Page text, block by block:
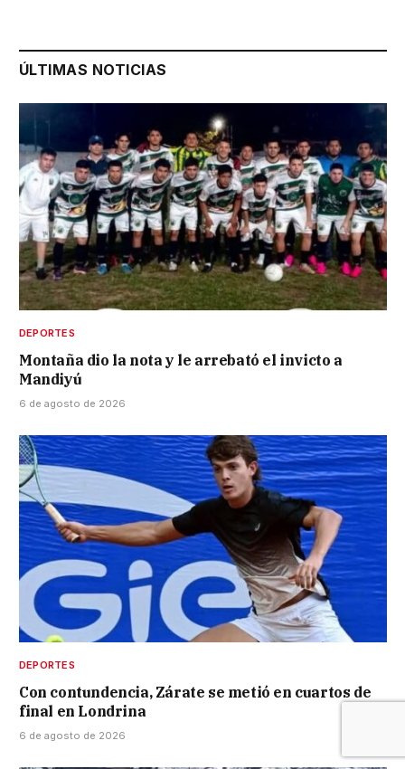
ÚLTIMAS NOTICIAS
DEPORTES
Montaña dio la nota y le arrebató el invicto a
Mandiyú
6 de agosto de 2026
DEPORTES
Con contundencia, Zárate se metió en cuartos de
final en Londrina
6 de agosto de 2026